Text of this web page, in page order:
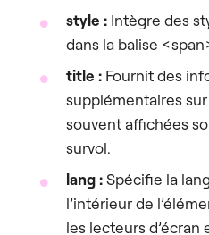
style : Intègre des
dans la balise
title : Fournit des
supplémentaires
souvent affichées
survol.
lang :Spécifie la
l’intérieur de
les lecteurs d’écran